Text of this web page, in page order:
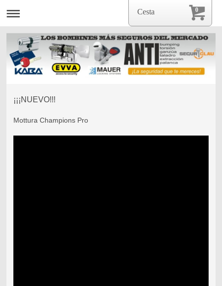
¡¡¡NUEVO!!!
Mottura Champions Pro
0
Cesta